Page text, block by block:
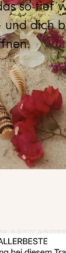
so tief
dich